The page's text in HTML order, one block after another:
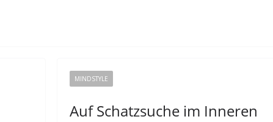
MINDSTYLE
Auf Schatzsuche im Inneren